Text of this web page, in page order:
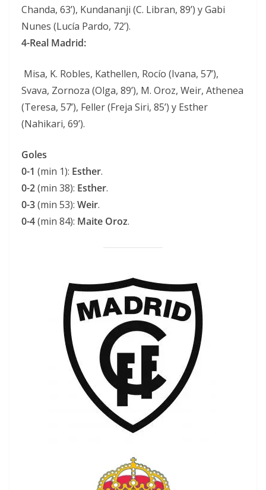
Chanda, 63’), Kundananji (C. Libran, 89’) y Gabi
Nunes (Lucía Pardo, 72’).
4-Real Madrid:
Misa, K. Robles, Kathellen, Rocío (Ivana, 57’),
Svava, Zornoza (Olga, 89’), M. Oroz, Weir, Athenea
(Teresa, 57’), Feller (Freja Siri, 85’) y Esther
(Nahikari, 69’).
Goles
0-1 (min 1): Esther.
0-2(min 38): Esther.
0-3(min 53): Weir.
0-4(min 84): Maite Oroz.